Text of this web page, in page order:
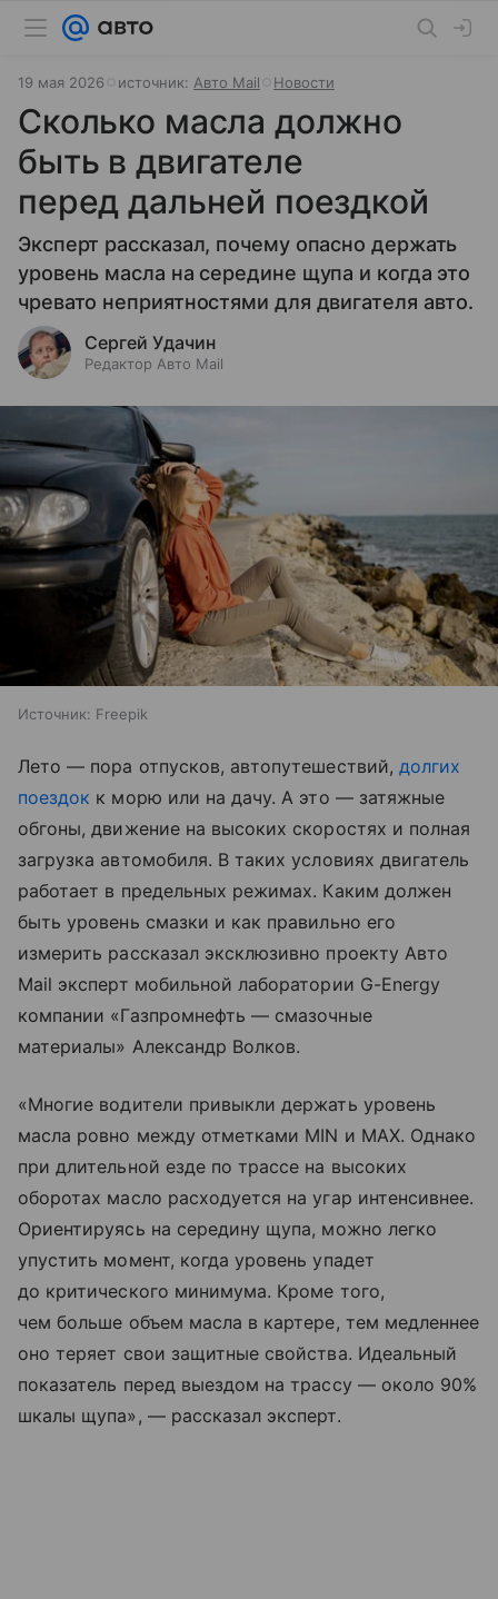
19 мая 2026 источник: Авто Mail Новости
Сколько масла должно
быть в двигателе
перед дальней поездкой
Эксперт рассказал, почему опасно держать
уровень масла на середине щупа и когда это
чревато неприятностями для двигателя авто.
Сергей Удачин
Редактор Авто Mail
Источник: Freepik
Лето — пора отпусков, автопутешествий, долгих
поездок к морю или на дачу. А это — затяжные
обгоны, движение на высоких скоростях и полная
загрузка автомобиля. В таких условиях двигатель
работает в предельных режимах. Каким должен
быть уровень смазки и как правильно его
измерить рассказал эксклюзивно проекту Авто
Mail эксперт мобильной лаборатории G-Energy
компании «Газпромнефть — смазочные
материалы» Александр Волков.
«Многие водители привыкли держать уровень
масла ровно между отметками MIN и MAX. Однако
при длительной езде по трассе на высоких
оборотах масло расходуется на угар интенсивнее.
Ориентируясь на середину щупа, можно легко
упустить момент, когда уровень упадет
до критического минимума. Кроме того,
чем больше объем масла в картере, тем медленнее
оно теряет свои защитные свойства. Идеальный
показатель перед выездом на трассу — около 90%
шкалы щупа», — рассказал эксперт.